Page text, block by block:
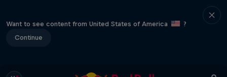
Want to see content from United States of America
?
Continue